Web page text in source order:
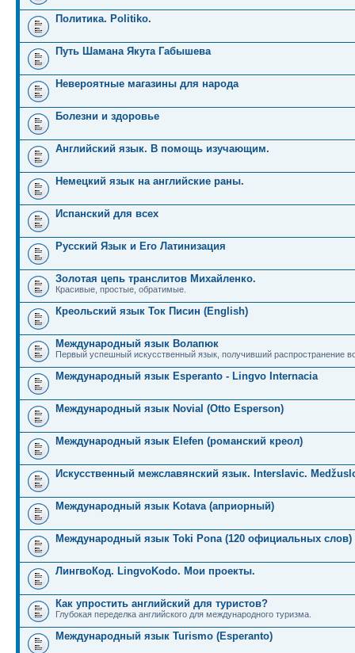
Политика. Politiko.
Путь Шамана Якута Габышева
Невероятные магазины для народа
Болезни и здоровье
Английский язык. В помощь изучающим.
Немецкий язык на английские раны.
Испанский для всех
Русский Язык и Его Латинизация
Золотая цепь транслитов Михайленко.
Красивые, простые, обратимые.
Креольский язык Ток Писин (English)
Международный язык Волапюк
Первый успешный искусственный язык, получивший распространение
Международный язык Esperanto - Lingvo Internacia
Международный язык Novial (Otto Esperson)
Международный язык Elefen (романский креол)
Искусственный межславянский язык. Interslavic.
Международный язык Kotava (априорный)
Международный язык Toki Pona (120 официальных слов)
ЛингвоКод. LingvoKodo. Мои проекты.
Как упростить английский для туристов?
Глубокая переделка английского для международного туризма.
Международный язык Turismo (Esperanto)